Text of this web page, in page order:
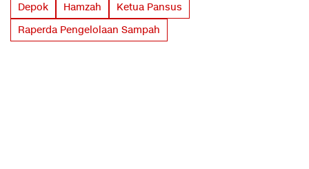
Depok Hamzah
Ketua Pansus
Raperda Pengelolaan Sampah